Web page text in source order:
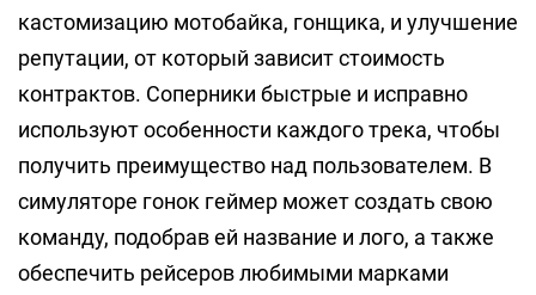
кастомизацию мотобайка, гонщика, и улучшение
репутации, от который зависит стоимость
контрактов. Соперники быстрые и исправно
используют особенности каждого трека, чтобы
получить преимущество над пользователем. В
симуляторе гонок геймер может создать свою
команду, подобрав ей название и лого, а также
обеспечить рейсеров любимыми марками